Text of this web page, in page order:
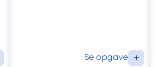
Se opgave +